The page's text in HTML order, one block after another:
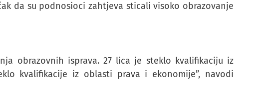
da su podnosioci zahtjeva sticali visoko obrazovanje
obrazovnih isprava. 27 lica je steklo kvalifikaciju iz
kvalifikacije iz oblasti prava i ekonomije”, navodi